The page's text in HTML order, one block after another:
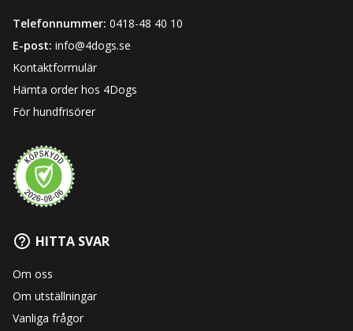
Telefonnummer: 0418-48 40 10
E-post: info@4dogs.se
Kontaktformulär
Hämta order hos 4Dogs
För hundfrisörer
HITTA SVAR
Om oss
Om utställningar
Vanliga frågor